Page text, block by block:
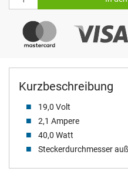
Kurzbeschreibung
19,0 Volt
2,1 Ampere
40,0 Watt
Steckerdurchmesser